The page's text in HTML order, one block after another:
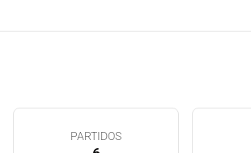
PARTIDOS